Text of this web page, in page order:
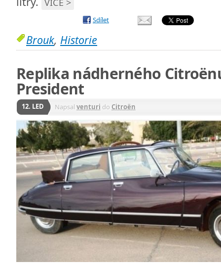
Sdílet
Brouk, Historie
Replika nádherného
President
12. LED Napsal venturi do Citroën